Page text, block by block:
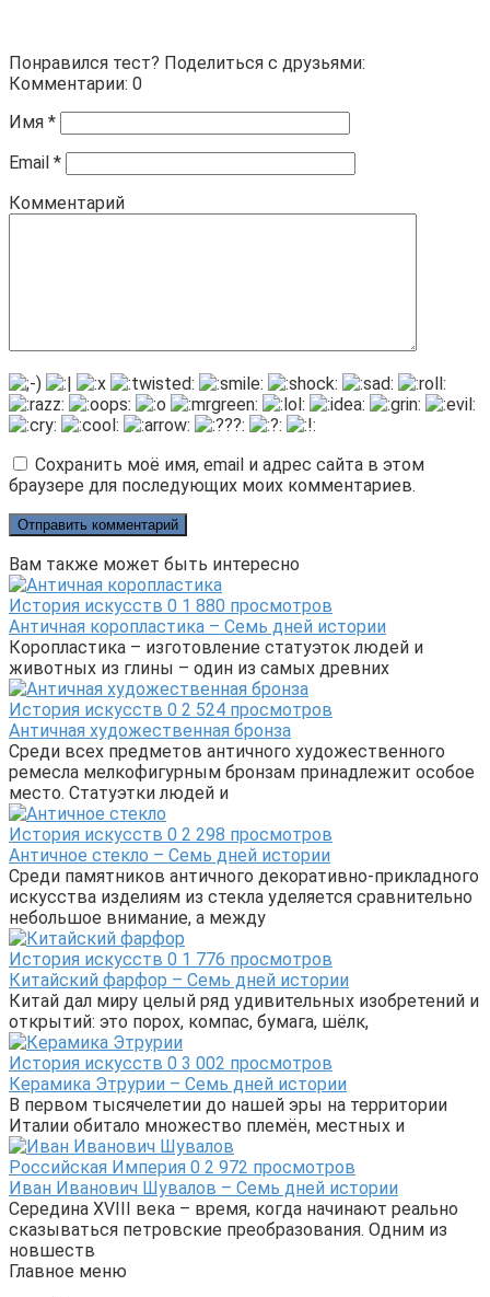
Понравился тест? Поделиться с друзьями:
Комментарии: 0
Имя *
Email *
Комментарий
Сохранить моё имя, email и адрес сайта в этом
браузере для последующих моих комментариев.
Вам также может быть интересно
История искусств 0 1 880 просмотров
Античная коропластика – Семь дней истории
Коропластика – изготовление статуэток людей и
животных из глины – один из самых древних
История искусств 0 2 524 просмотров
Античная художественная бронза
Среди всех предметов античного художественного
ремесла мелкофигурным бронзам принадлежит особое
место. Статуэтки людей и
История искусств 0 2 298 просмотров
Античное стекло – Семь дней истории
Среди памятников античного декоративно-прикладного
искусства изделиям из стекла уделяется сравнительно
небольшое внимание, а между
История искусств 0 1 776 просмотров
Китайский фарфор – Семь дней истории
Китай дал миру целый ряд удивительных изобретений и
открытий: это порох, компас, бумага, шёлк,
История искусств 0 3 002 просмотров
Керамика Этрурии – Семь дней истории
В первом тысячелетии до нашей эры на территории
Италии обитало множество племён, местных и
Российская Империя 0 2 972 просмотров
Иван Иванович Шувалов – Семь дней истории
Середина XVIII века – время, когда начинают реально
сказываться петровские преобразования. Одним из
новшеств
Главное меню